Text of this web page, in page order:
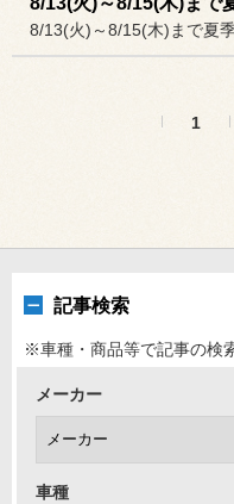
8/13(火)～8/15(木)まで夏
1
記事検索
※車種・商品等で記事の検
メーカー
車種